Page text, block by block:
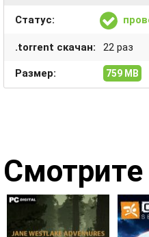
Статус:
.torrent скачан: 22 раз
Размер: 759 MB